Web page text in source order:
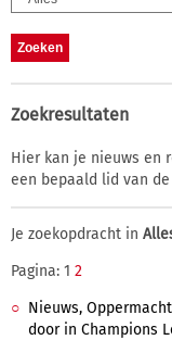
Zoekresultaten
Hier kan je nieuws en
een bepaald lid van
Je zoekopdracht in
Pagina: 1 2
Nieuws,
door in Champions